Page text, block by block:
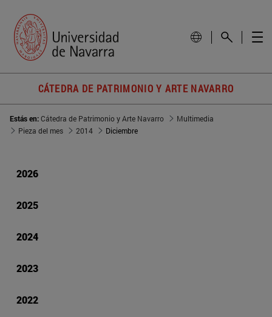
CÁTEDRA DE PATRIMONIO Y ARTE NAVARRO
Estás en:Cátedra de Patrimonio y Arte Navarro
Multimedia
Pieza del mes
2014 Diciembre
2026
2025
2024
2023
2022